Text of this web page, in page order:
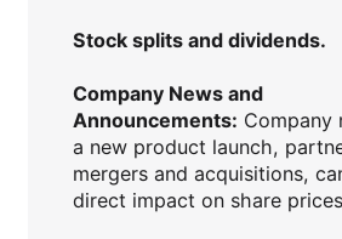
Stock splits and dividends.
Company News and
Announcements: Company
a new product launch,
mergers and acquisitions,
direct impact on share